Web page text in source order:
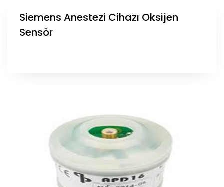
Siemens Anestezi Cihazı Oksijen
Sensör